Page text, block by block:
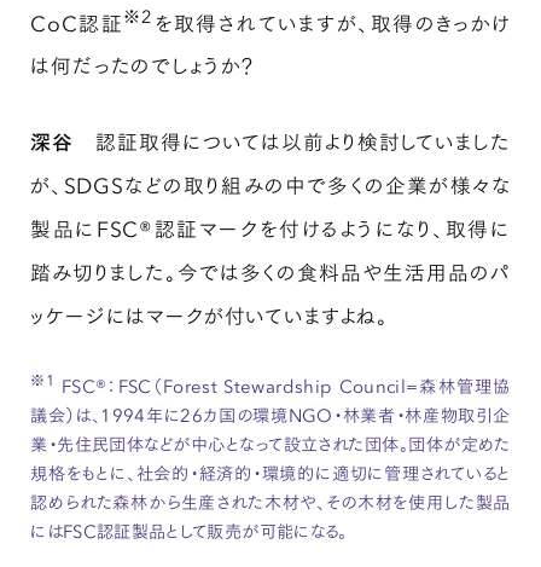
CoC認証※2を取得されていますが、取得のきっかけ
は何だったのでしょうか？
深谷
認証取得については以前より検討していました
が、SDGSなどの取り組みの中で多くの企業が様々な
製品にFSC®認証マークを付けるようになり、取得に
踏み切りました。今では多くの食料品や生活用品のパ
ッケージにはマークが付いていますよね。
※1 FSC®：FSC（Forest Stewardship Council=森林管理協
議会）は、1994年に26カ国の環境NGO・林業者・林産物取引企
業・先住民団体などが中心となって設立された団体。団体が定めた
規格をもとに、社会的・経済的・環境的に適切に管理されていると
認められた森林から生産された木材や、その木材を使用した製品
にはFSC認証製品として販売が可能になる。